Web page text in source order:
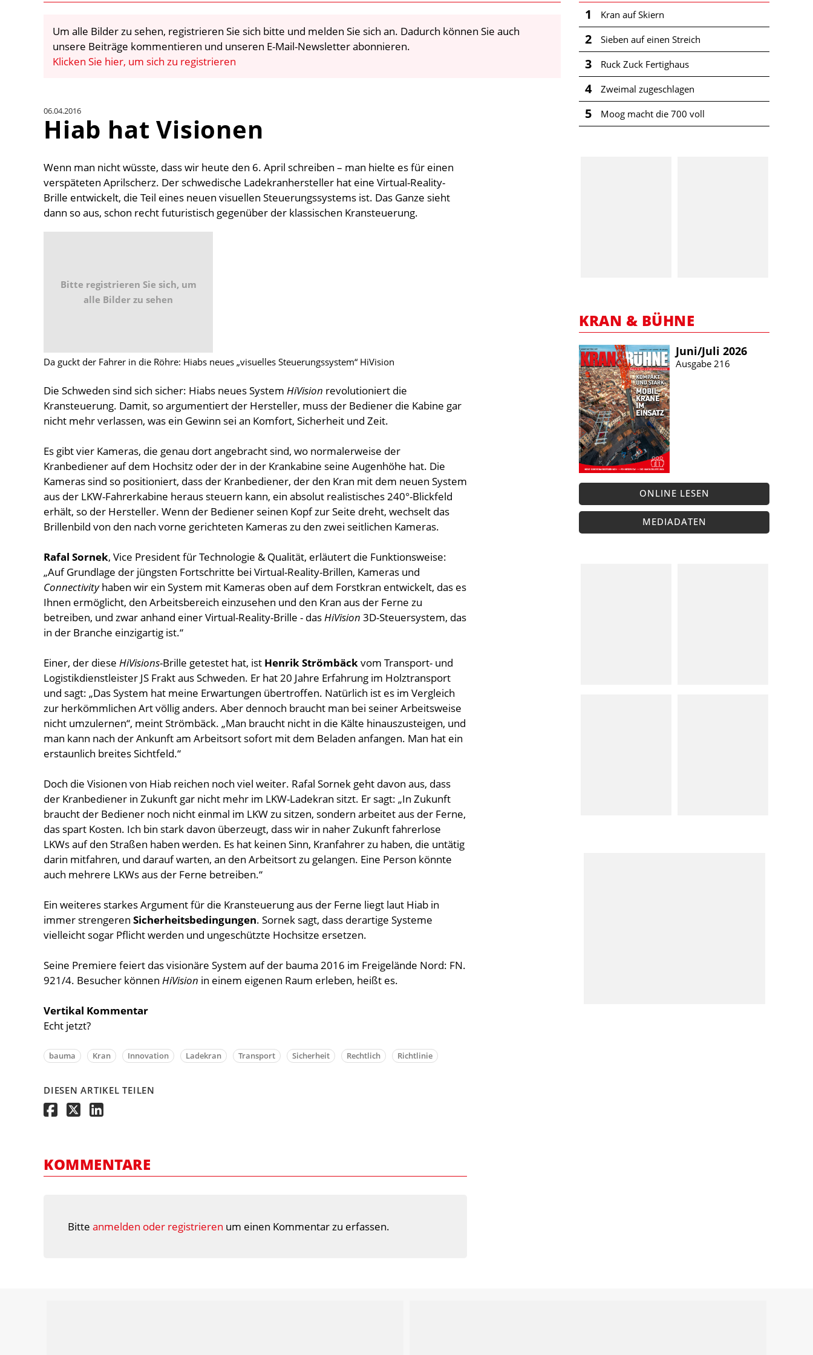
Um alle Bilder zu sehen, registrieren Sie sich bitte und melden Sie sich an. Dadurch können Sie auch
unsere Beiträge kommentieren und unseren E-Mail-Newsletter abonnieren.
Klicken Sie hier, um sich zu registrieren
06.04.2016
Hiab hat Visionen
Wenn man nicht wüsste, dass wir heute den 6. April schreiben – man hielte es für einen
verspäteten Aprilscherz. Der schwedische Ladekranhersteller hat eine Virtual-Reality-
Brille entwickelt, die Teil eines neuen visuellen Steuerungssystems ist. Das Ganze sieht
dann so aus, schon recht futuristisch gegenüber der klassischen Kransteuerung.
Bitte registrieren Sie sich, um
alle Bilder zu sehen
Da guckt der Fahrer in die Röhre: Hiabs neues „visuelles Steuerungssystem“ HiVision
Die Schweden sind sich sicher: Hiabs neues System HiVision revolutioniert die
Kransteuerung. Damit, so argumentiert der Hersteller, muss der Bediener die Kabine gar
nicht mehr verlassen, was ein Gewinn sei an Komfort, Sicherheit und Zeit.
Es gibt vier Kameras, die genau dort angebracht sind, wo normalerweise der
Kranbediener auf dem Hochsitz oder der in der Krankabine seine Augenhöhe hat. Die
Kameras sind so positioniert, dass der Kranbediener, der den Kran mit dem neuen System
aus der LKW-Fahrerkabine heraus steuern kann, ein absolut realistisches 240°-Blickfeld
erhält, so der Hersteller. Wenn der Bediener seinen Kopf zur Seite dreht, wechselt das
Brillenbild von den nach vorne gerichteten Kameras zu den zwei seitlichen Kameras.
Rafal Sornek, Vice President für Technologie & Qualität, erläutert die Funktionsweise:
„Auf Grundlage der jüngsten Fortschritte bei Virtual-Reality-Brillen, Kameras und
Connectivityhaben wir ein System mit Kameras oben auf dem Forstkran entwickelt, das es
Ihnen ermöglicht, den Arbeitsbereich einzusehen und den Kran aus der Ferne zu
betreiben, und zwar anhand einer Virtual-Reality-Brille - dasHiVision 3D-Steuersystem, das
in der Branche einzigartig ist.“
Einer, der diese HiVisions-Brille getestet hat, ist Henrik Strömbäckvom Transport- und
Logistikdienstleister JS Frakt aus Schweden. Er hat 20 Jahre Erfahrung im Holztransport
und sagt: „Das System hat meine Erwartungen übertroffen. Natürlich ist es im Vergleich
zur herkömmlichen Art völlig anders. Aber dennoch braucht man bei seiner Arbeitsweise
nicht umzulernen“, meint Strömbäck. „Man braucht nicht in die Kälte hinauszusteigen, und
man kann nach der Ankunft am Arbeitsort sofort mit dem Beladen anfangen. Man hat ein
erstaunlich breites Sichtfeld.“
Doch die Visionen von Hiab reichen noch viel weiter. Rafal Sornek geht davon aus, dass
der Kranbediener in Zukunft gar nicht mehr im LKW-Ladekran sitzt. Er sagt: „In Zukunft
braucht der Bediener noch nicht einmal im LKW zu sitzen, sondern arbeitet aus der Ferne,
das spart Kosten. Ich bin stark davon überzeugt, dass wir in naher Zukunft fahrerlose
LKWs auf den Straßen haben werden. Es hat keinen Sinn, Kranfahrer zu haben, die untätig
darin mitfahren, und darauf warten, an den Arbeitsort zu gelangen. Eine Person könnte
auch mehrere LKWs aus der Ferne betreiben.“
Ein weiteres starkes Argument für die Kransteuerung aus der Ferne liegt laut Hiab in
immer strengeren Sicherheitsbedingungen. Sornek sagt, dass derartige Systeme
vielleicht sogar Pflicht werden und ungeschützte Hochsitze ersetzen.
Seine Premiere feiert das visionäre System auf der bauma 2016 im Freigelände Nord: FN.
921/4. Besucher können HiVision in einem eigenen Raum erleben, heißt es.
Vertikal Kommentar
Echt jetzt?
bauma Kran Innovation Ladekran Transport Sicherheit Rechtlich Richtlinie
DIESEN ARTIKEL TEILEN
KOMMENTARE
Bitte anmelden oder registrieren um einen Kommentar zu erfassen.
1 Kran auf Skiern
2 Sieben auf einen Streich
3 Ruck Zuck Fertighaus
4 Zweimal zugeschlagen
5 Moog macht die 700 voll
KRAN & BÜHNE
Juni/​Juli 2026
Ausgabe 216
ONLINE LESEN
MEDIADATEN